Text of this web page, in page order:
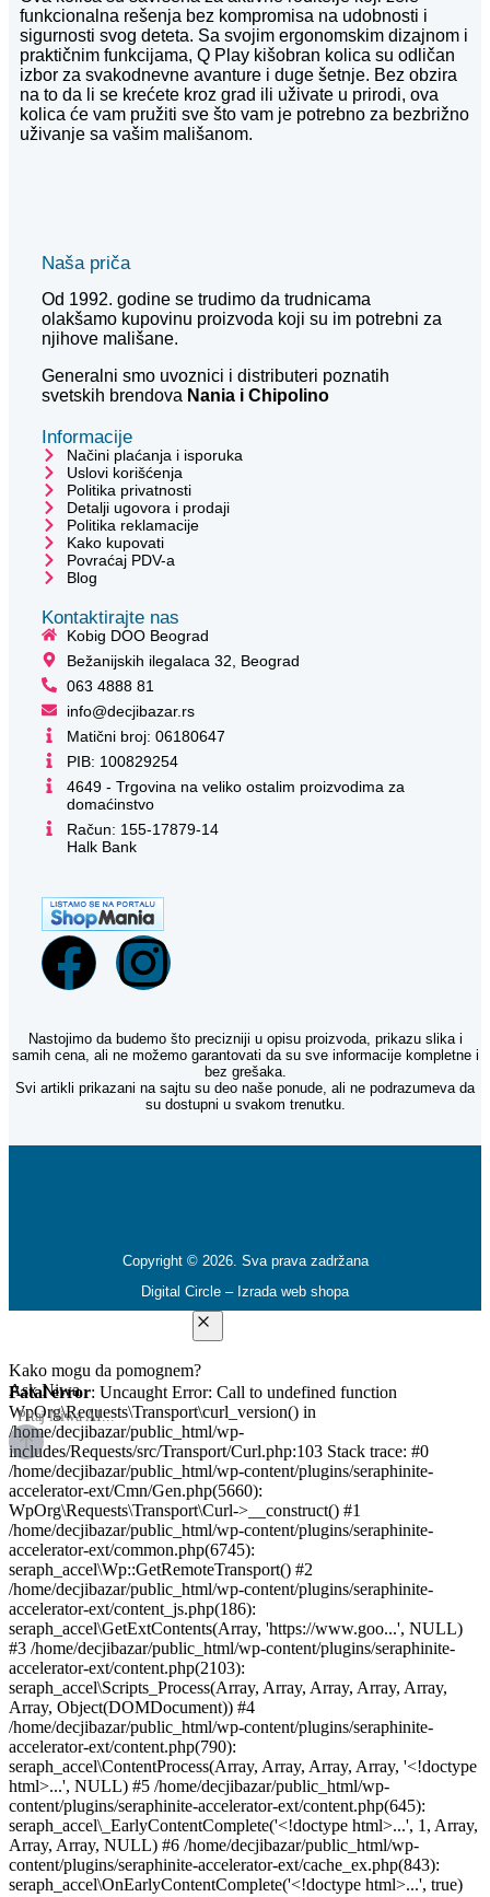
funkcionalna rešenja bez kompromisa na udobnosti i
sigurnosti svog deteta. Sa svojim ergonomskim dizajnom i
praktičnim funkcijama, Q Play kišobran kolica su odličan
izbor za svakodnevne avanture i duge šetnje. Bez obzira
na to da li se krećete kroz grad ili uživate u prirodi, ova
kolica će vam pružiti sve što vam je potrebno za bezbrižno
uživanje sa vašim mališanom.
Naša priča
Od 1992. godine se trudimo da trudnicama
olakšamo kupovinu proizvoda koji su im potrebni za
njihove mališane.
Generalni smo uvoznici i distributeri poznatih
svetskih brendova Nania i Chipolino
Informacije
Načini plaćanja i isporuka
Uslovi korišćenja
Politika privatnosti
Detalji ugovora i prodaji
Politika reklamacije
Kako kupovati
Povraćaj PDV-a
Blog
Kontaktirajte nas
Kobig DOO Beograd
Bežanijskih ilegalaca 32, Beograd
063 4888 81
info@decjibazar.rs
Matični broj: 06180647
PIB: 100829254
4649 - Trgovina na veliko ostalim proizvodima za
domaćinstvo
Račun: 155-17879-14
Halk Bank
Nastojimo da budemo što precizniji u opisu proizvoda, prikazu slika i
samih cena, ali ne možemo garantovati da su sve informacije kompletne i
bez grešaka.
Svi artikli prikazani na sajtu su deo naše ponude, ali ne podrazumeva da
su dostupni u svakom trenutku.
Copyright © 2026. Sva prava zadržana
Digital Circle – Izrada web shopa
Kako mogu da pomognem?
Ask Niwa
Fatal error: Uncaught Error: Call to undefined function
WpOrg\Requests\Transport\curl_version() in
/home/decjibazar/public_html/wp-
includes/Requests/src/Transport/Curl.php:103 Stack trace: #0
/home/decjibazar/public_html/wp-content/plugins/seraphinite-
accelerator-ext/Cmn/Gen.php(5660):
WpOrg\Requests\Transport\Curl->__construct() #1
/home/decjibazar/public_html/wp-content/plugins/seraphinite-
accelerator-ext/common.php(6745):
seraph_accel\Wp::GetRemoteTransport() #2
/home/decjibazar/public_html/wp-content/plugins/seraphinite-
accelerator-ext/content_js.php(186):
seraph_accel\GetExtContents(Array, 'https://www.goo...', NULL)
#3 /home/decjibazar/public_html/wp-content/plugins/seraphinite-
accelerator-ext/content.php(2103):
seraph_accel\Scripts_Process(Array, Array, Array, Array, Array,
Array, Object(DOMDocument)) #4
/home/decjibazar/public_html/wp-content/plugins/seraphinite-
accelerator-ext/content.php(790):
seraph_accel\ContentProcess(Array, Array, Array, Array, '<!doctype
html>...', NULL) #5 /home/decjibazar/public_html/wp-
content/plugins/seraphinite-accelerator-ext/content.php(645):
seraph_accel\_EarlyContentComplete('<!doctype html>...', 1, Array,
Array, Array, NULL) #6 /home/decjibazar/public_html/wp-
content/plugins/seraphinite-accelerator-ext/cache_ex.php(843):
seraph_accel\OnEarlyContentComplete('<!doctype html>...', true)